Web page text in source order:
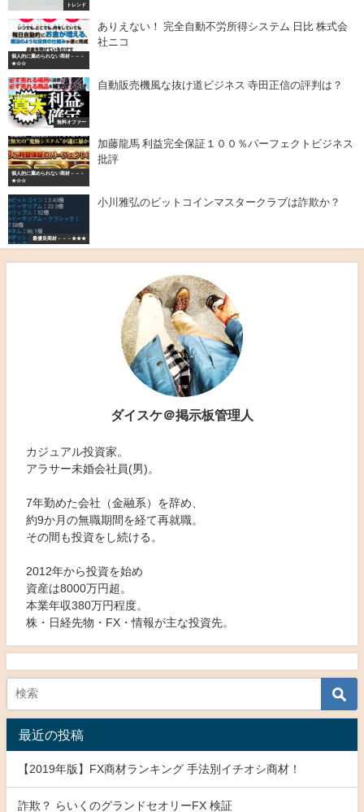
トレンド
個人的に薦められない商材－－－
★☆☆
ありえない！ 完全自動不労所得システム 日比 株式会
社ニコ
無料オファー
自動販売機風な抜け道ビジネス 寺田正信の評判は？
個人的に薦められない商材－－－
★☆☆
加藤龍馬 利益完全保証１００％パーフェクトビジネス
批評
最優良商材－－－★★★
小川雅弘のビットコインマスタークラブは詐欺か？
ダイスケ＠掲示板管理人
カジュアル投資家。
アラサー未婚会社員(男)。
7年勤めた会社（金融系）を辞め、
約9か月の無職期間を経て再就職。
その間も投資をし続ける。
2012年から投資を始め
資産は8000万円超。
本業年収380万円程度。
株・日経先物・FX・情報が主な投資先。
最近の投稿
【2019年版】FX商材ランキング 手法別イチオシ商材！
詐欺？ らいくのグランドセオリーFX 検証